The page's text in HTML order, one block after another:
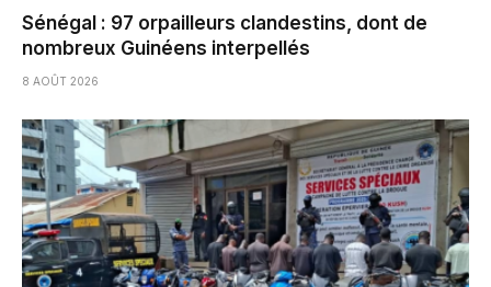
Sénégal : 97 orpailleurs clandestins, dont de
nombreux Guinéens interpellés
8 AOÛT 2026